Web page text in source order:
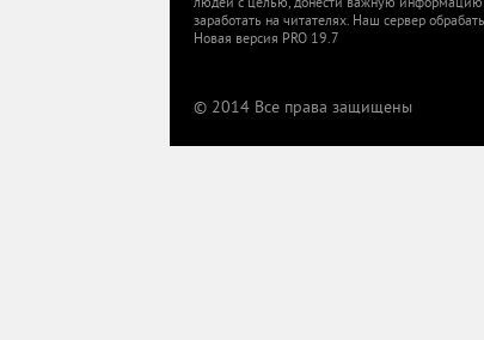
людей с целью, донести важную информацию
заработать на читателях. Наш сервер
Новая версия PRO 19.7
© 2014 Все права защищены